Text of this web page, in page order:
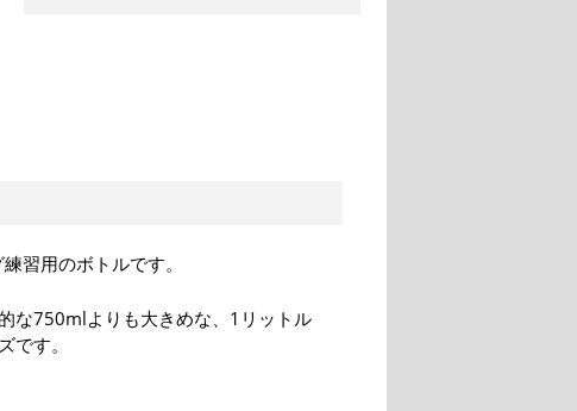
習用のボトルです。
な750mlよりも大きめな、1リットル
です。